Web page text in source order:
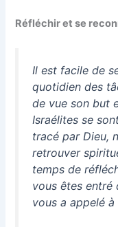
Réfléchir et se
Il est facile de
quotidien des
de vue son but
Israélites se
tracé par Dieu,
retrouver
temps de
vous êtes entré
vous a appelé